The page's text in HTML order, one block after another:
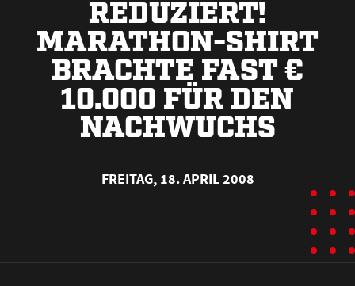
REDUZIERT!
MARATHON-SHIRT
BRACHTE FAST €
10.000 FÜR DEN
NACHWUCHS
FREITAG, 18. APRIL 2008